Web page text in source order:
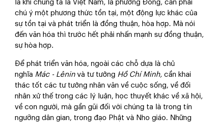
là khi chúng ta là Việt Nam, là phương Đông, cần phải
chú ý một phương thức tồn tại, một động lực khác của
sự tồn tại và phát triển là đồng thuận, hòa hợp. Mà nói
đến văn hóa thì trước hết phải nhấn mạnh sự đồng thuận,
sự hòa hợp.
Để phát triển văn hóa, ngoài các chỗ dựa là chủ
nghĩa Mác - Lênin và tư tưởng Hồ Chí Minh, cần khai
thác tốt các tư tưởng nhân văn về cuộc sống, về đối
nhân xử thế trong các lý luận, học thuyết khác về xã hội,
về con người, mà gần gũi đối với chúng ta là trong tín
ngưỡng dân gian, trong đạo Phật và Nho giáo. Những